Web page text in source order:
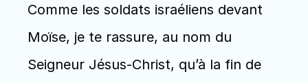
Comme les soldats israéliens devant
Moïse, je te rassure, au nom du
Seigneur Jésus-Christ, qu’à la fin de